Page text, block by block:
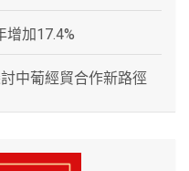
增加17.4%
中葡經貿合作新路徑